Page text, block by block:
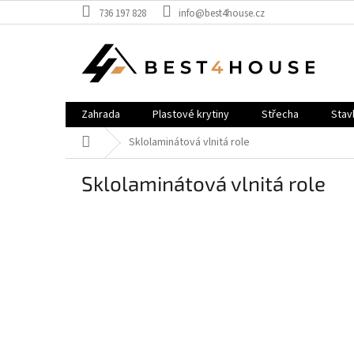
na
736 197 828 info@best4house.cz
Zahrada Plastové krytiny Střecha
Domů Sklolaminátová vlnitá role
Sklolaminátová vlnitá role